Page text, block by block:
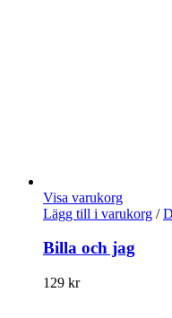
Visa varukorg
Lägg till i varukorg /
Billa och jag
129 kr